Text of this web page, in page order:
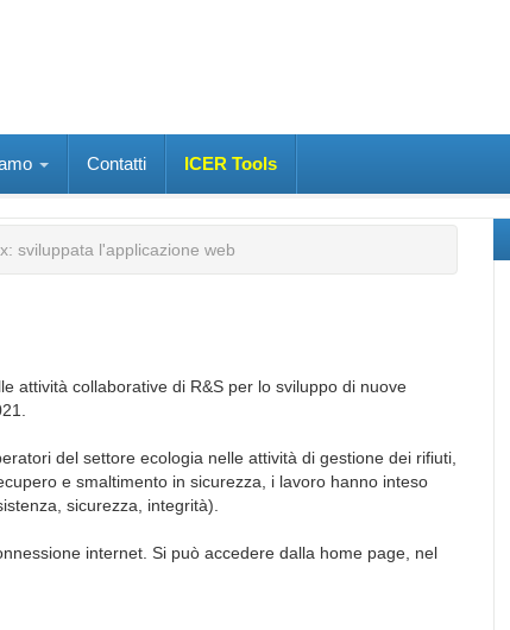
Contatti ICER Tools
sviluppata l'applicazione web
attività collaborative di R&S per lo sviluppo di nuove
del settore ecologia nelle attività di gestione dei rifiuti,
e smaltimento in sicurezza, i lavoro hanno inteso
sicurezza, integrità).
internet. Si può accedere dalla home page, nel